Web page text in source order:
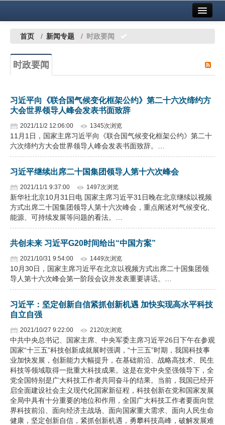
中国有色金属报社主办 广告服务
铜镍铅锌
稀有稀土
有色市场
镁钛
地矿 建设
党建工作
企业文化
《资源再生》杂志
行情报价
数字报
首页 / 新闻专题 / 时政要闻
时政要闻
习近平向《联合国气候变化框架公约》第二十六次缔约方
大会世界领导人峰会发表书面致辞
2021/11/2 12:06:00 1345次浏览
11月1日，国家主席习近平向《联合国气候变化框架公约》第二十
六次缔约方大会世界领导人峰会发表书面致辞。…
习近平继续出席二十国集团领导人第十六次峰会
2021/11/1 9:37:00 1497次浏览
新华社北京10月31日电 国家主席习近平31日晚在北京继续以视频
方式出席二十国集团领导人第十六次峰会，重点阐述对气候变化、
能源、可持续发展等问题的看法。…
共创未来 习近平G20时间给出“中国方案”
2021/10/31 9:54:00 1449次浏览
10月30日，国家主席习近平在北京以视频方式出席二十国集团领
导人第十六次峰会第一阶段会议并发表重要讲话。…
习近平：坚定创新自信紧抓创新机遇 加快实现高水平科技
自立自强
2021/10/27 9:22:00 2120次浏览
中共中央总书记、国家主席、中央军委主席习近平26日下午在参观
国家“十三五”科技创新成就展时强调，“十三五”时期，我国科技事
业加快发展，创新能力大幅提升，在基础前沿、战略高技术、民生
科技等领域取得一批重大科技成果。这是在党中央坚强领导下，全
党全国特别是广大科技工作者共同奋斗的结果。当前，我国已经开
启全面建设社会主义现代化国家新征程，科技创新在党和国家发展
全局中具有十分重要的地位和作用，全国广大科技工作者要面向世
界科技前沿、面向经济主战场、面向国家重大需求、面向人民生命
健康，坚定创新自信，紧抓创新机遇，勇攀科技高峰，破解发展难